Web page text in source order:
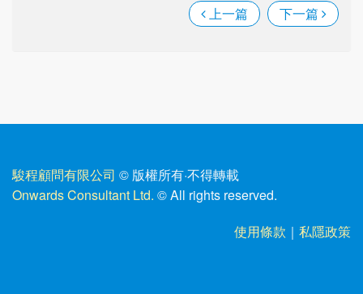
上一篇 下一篇
駿程顧問有限公司 © 版權所有·不得轉載
Onwards Consultant Ltd. © All rights reserved.
使用條款 ｜ 私隱政策